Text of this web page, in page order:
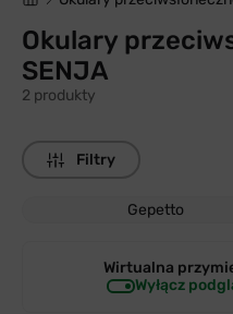
Okulary
SENJA
2 produkty
Filtry
Gepetto
Wirtualna
Wyłącz